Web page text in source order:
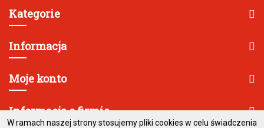
Kategorie
Informacja
Moje konto
Informacja o firmie
W ramach naszej strony stosujemy pliki cookies w celu świadczenia